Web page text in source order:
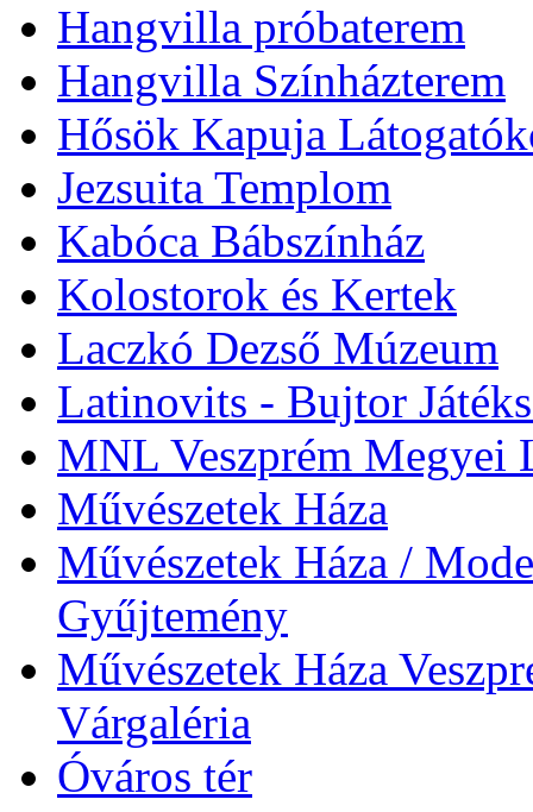
Hangvilla próbaterem
Hangvilla Színházterem
Hősök Kapuja
Jezsuita Templom
Kabóca Bábszínház
Kolostorok és Kertek
Laczkó Dezső Múzeum
Latinovits - Bujtor
MNL Veszprém Megyei
Művészetek Háza
Művészetek Háza /
Gyűjtemény
Művészetek Háza
Várgaléria
Óváros tér